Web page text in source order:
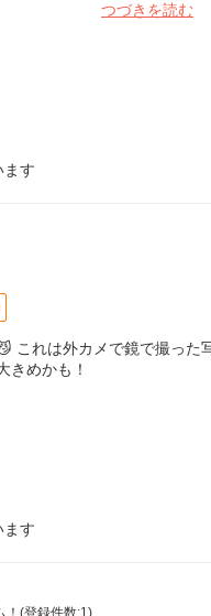
つづきを読む
ます
これは外カメで鏡で撮った
きめかも！
ます
(登録件数:1 )